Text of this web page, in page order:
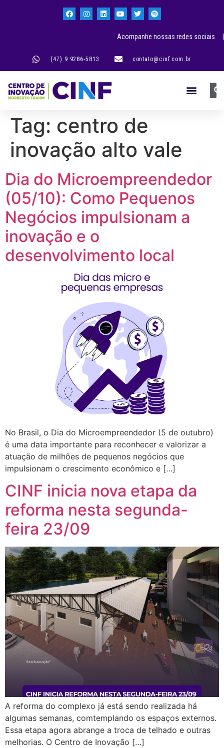
(47) 9 9286-5813 contato@cinf.com.br
Acompanhe nossas redes sociais |
Tag: centro de
inovação alto vale
Dia do Microempreendedor
(05/10): Como Pequenos
Negócios impulsionam a
inovação e o
desenvolvimento local
No Brasil, o Dia do Microempreendedor (5 de outubro)
é uma data importante para reconhecer e valorizar a
atuação de milhões de pequenos negócios que
impulsionam o crescimento econômico e […]
CINF inicia nova etapa da
reforma nesta segunda-
feira 23/09
A reforma do complexo já está sendo realizada há
algumas semanas, comtemplando os espaços externos.
Essa etapa agora abrange a troca de telhado e outras
melhorias. O Centro de Inovação […]